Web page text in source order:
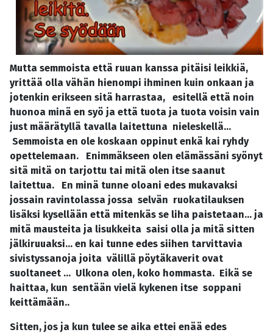
Mutta semmoista että ruuan kanssa pitäisi leikkiä,
yrittää olla vähän hienompi ihminen kuin onkaan ja
jotenkin erikseen sitä harrastaa, esitellä että noin
huonoa minä en syö ja että tuota ja tuota voisin vain
just määrätyllä tavalla laitettuna nieleskellä...
Semmoista en ole koskaan oppinut enkä kai ryhdy
opettelemaan. Enimmäkseen olen elämässäni syönyt
sitä mitä on tarjottu tai mitä olen itse saanut
laitettua. En minä tunne oloani edes mukavaksi
jossain ravintolassa jossa selvän ruokatilauksen
lisäksi kysellään että mitenkäs se liha paistetaan... ja
mitä mausteita ja lisukkeita saisi olla ja mitä sitten
jälkiruuaksi... en kai tunne edes siihen tarvittavia
sivistyssanoja joita välillä pöytäkaverit ovat
suoltaneet ... Ulkona olen, koko hommasta. Eikä se
haittaa, kun sentään vielä kykenen itse soppani
keittämään..
Sitten, jos ja kun tulee se aika ettei enää edes